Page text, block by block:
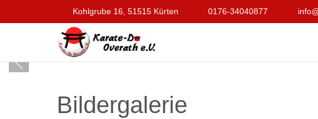
Kohlgrube 16, 51515 Kürten 0176-34040877
Bildergalerie